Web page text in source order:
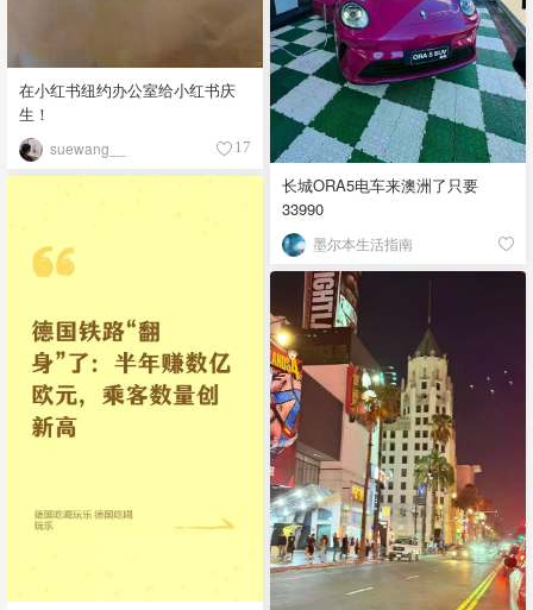
在小红书纽约办公室给小红书庆
生！
suewang__ 17
长城ORA5电车来澳洲了只要
33990
墨尔本生活指南